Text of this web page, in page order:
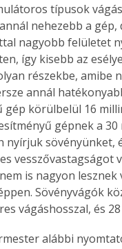
típusok
nehezebb a
nagyobb felületet
így kisebb az
részekbe, amibe
annál
gép körülbelül 16
gépnek a
nyírjuk sövényünket,
vesszővastagságot
is nagyon
Sövényvágók
vágáshosszal, és
alábbi